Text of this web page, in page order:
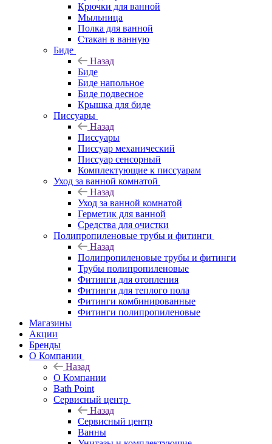
Крючки для ванной
Мыльница
Полка для ванной
Стакан в ванную
Биде
Назад
Биде
Биде напольное
Биде подвесное
Крышка для биде
Писсуары
Назад
Писсуары
Писсуар механический
Писсуар сенсорный
Комплектующие к писсуарам
Уход за ванной комнатой
Назад
Уход за ванной комнатой
Герметик для ванной
Средства для очистки
Полипропиленовые трубы и фитинги
Назад
Полипропиленовые трубы и фитинги
Трубы полипропиленовые
Фитинги для отопления
Фитинги для теплого пола
Фитинги комбинированные
Фитинги полипропиленовые
Магазины
Акции
Бренды
О Компании
Назад
О Компании
Bath Point
Сервисный центр
Назад
Сервисный центр
Ванны